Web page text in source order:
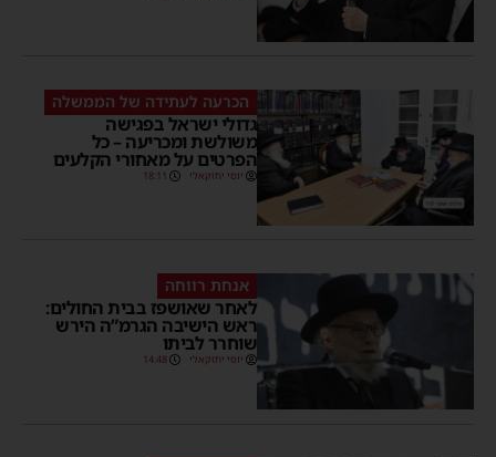
הכרעה לעתידה של הממשלה
גדולי ישראל בפגישה
משולשת ומכריעה – כל
הפרטים על מאחורי הקלעים
יוסי יחזקאלי 18:11
אנחת רווחה
לאחר שאושפז בבית החולים:
ראש הישיבה הגרמ”ה הירש
שוחרר לביתו
יוסי יחזקאלי 14:48